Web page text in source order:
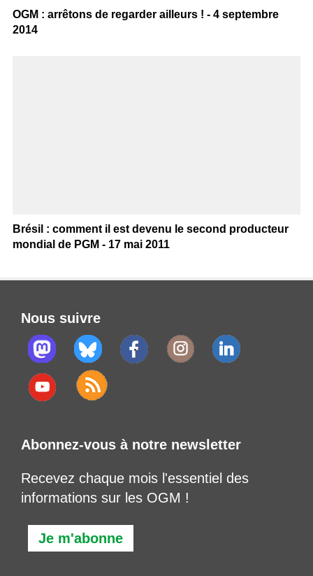
OGM : arrêtons de regarder ailleurs ! - 4 septembre
2014
Brésil : comment il est devenu le second producteur
mondial de PGM - 17 mai 2011
Nous suivre
Abonnez-vous à notre newsletter
Recevez chaque mois l'essentiel des
informations sur les OGM !
Je m'abonne